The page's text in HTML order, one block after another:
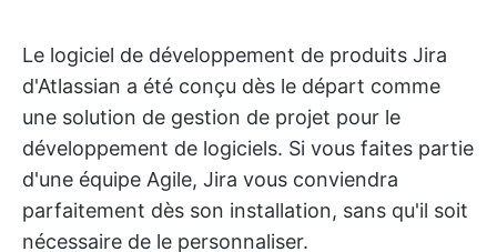
Le logiciel de développement de produits Jira
d'Atlassian a été conçu dès le départ comme
une solution de gestion de projet pour le
développement de logiciels. Si vous faites partie
d'une équipe Agile, Jira vous conviendra
parfaitement dès son installation, sans qu'il soit
nécessaire de le personnaliser.